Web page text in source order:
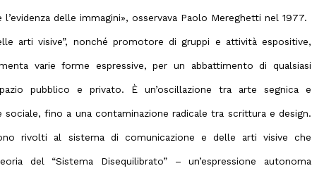
delle immagini», osservava Paolo Mereghetti nel 1977.
arti visive”, nonché promotore di gruppi e attività espositive,
varie forme espressive, per un abbattimento di qualsiasi
pubblico e privato. È un’oscillazione tra arte segnica e
fino a una contaminazione radicale tra scrittura e design.
rivolti al sistema di comunicazione e delle arti visive che
del “Sistema Disequilibrato” – un’espressione autonoma